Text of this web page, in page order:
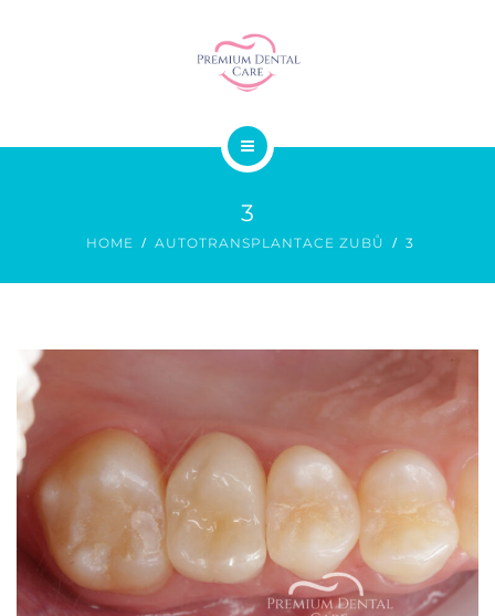
KONTAKT
SMILE DESIGN
GALERIE
KONTAKT
3
HOME AUTOTRANSPLANTACE ZUBŮ 3